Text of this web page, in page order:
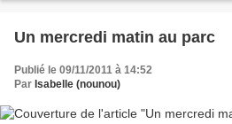
Un mercredi matin au parc
Publié le 09/11/2011 à 14:52
Par Isabelle (nounou)